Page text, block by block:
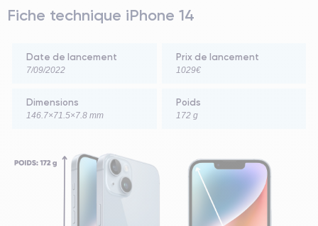
Fiche technique iPhone 14
Date de lancement
7/09/2022
Prix de lancement
1029€
Dimensions
146.7×71.5×7.8 mm
Poids
172 g